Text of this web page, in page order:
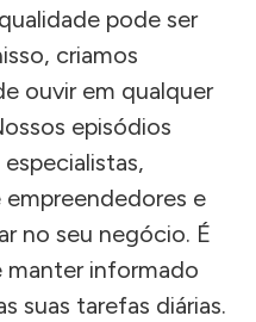
pode ser
criamos
ouvir em qualquer
episódios
empreendedores e
no seu negócio. É
manter informado
suas tarefas diárias.